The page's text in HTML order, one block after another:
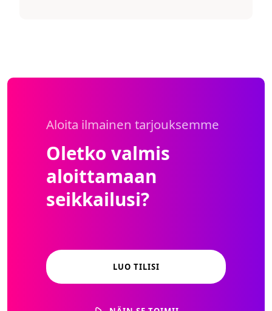
Aloita ilmainen tarjouksemme
Oletko valmis
aloittamaan
seikkailusi?
LUO TILISI